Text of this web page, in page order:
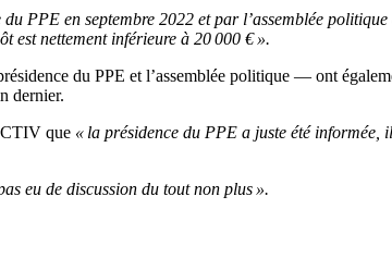
PPE en septembre 2022 et par l’assemblée
est nettement inférieure à 20 000 € ».
du PPE et l’assemblée politique — ont
dernier.
que « la présidence du PPE a juste été informée,
eu de discussion du tout non plus ».